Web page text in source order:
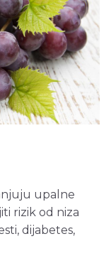
upalne
rizik od niza
dijabetes,